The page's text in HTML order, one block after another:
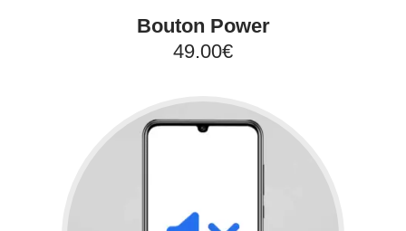
Bouton Power
49.00€